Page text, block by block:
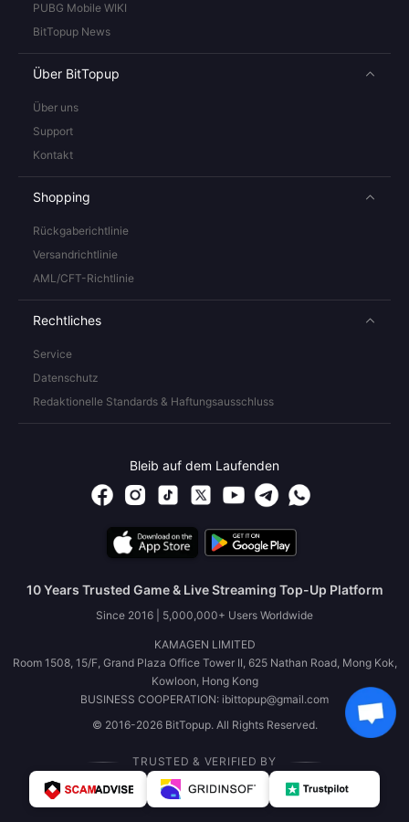
PUBG Mobile WIKI
BitTopup News
Über BitTopup
Über uns
Support
Kontakt
Shopping
Rückgaberichtlinie
Versandrichtlinie
AML/CFT-Richtlinie
Rechtliches
Service
Datenschutz
Redaktionelle Standards & Haftungsausschluss
Bleib auf dem Laufenden
10 Years Trusted Game & Live Streaming Top-Up Platform
Since 2016 | 5,000,000+ Users Worldwide
KAMAGEN LIMITED
Room 1508, 15/F, Grand Plaza Office Tower II, 625 Nathan Road, Mong Kok,
Kowloon, Hong Kong
BUSINESS COOPERATION: ibittopup@gmail.com
© 2016-2026 BitTopup. All Rights Reserved.
TRUSTED & VERIFIED BY